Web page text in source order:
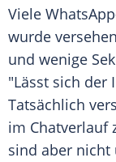
Viele
wurde
und wenige
"Lässt sich der
Tatsächlich
im Chatverlauf
sind aber